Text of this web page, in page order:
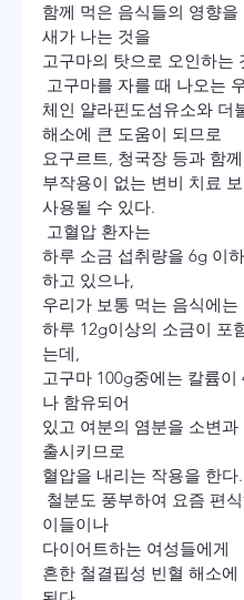
함께 먹은 음식들의 영향을
새가 나는 것을
고구마의 탓으로 오인하는
고구마를 자를 때 나오는
체인 얄라핀도섬유소와 더
해소에 큰 도움이 되므로
요구르트, 청국장 등과 함께
부작용이 없는 변비 치료
사용될 수 있다.
고혈압 환자는
하루 소금 섭취량을 6g 이
하고 있으나,
우리가 보통 먹는 음식에는
하루 12g이상의 소금이 포
는데,
고구마 100g중에는 칼륨이
나 함유되어
있고 여분의 염분을 소변과
출시키므로
혈압을 내리는 작용을 한다.
철분도 풍부하여 요즘 편
이들이나
다이어트하는 여성들에게
흔한 철결핍성 빈혈 해소에